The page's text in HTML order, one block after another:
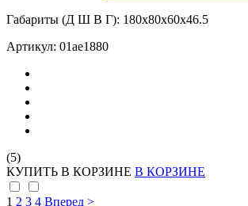
Габариты (Д Ш В Г): 180x80x60x46.5
Артикул: 01ае1880
(5)
КУПИТЬ В КОРЗИНЕ В КОРЗИНЕ
1 2 3 4 Вперед >